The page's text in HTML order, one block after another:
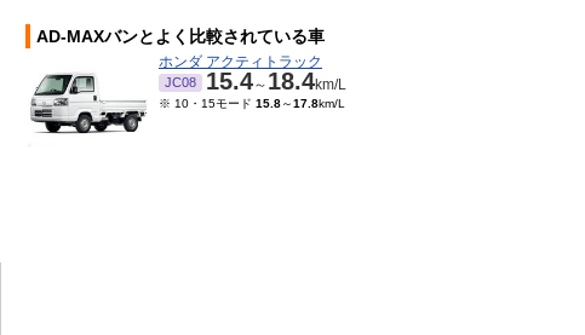
AD-MAXバンとよく比較されている車
ホンダ アクティトラック
JC08 15.4～ 18.4km/L
※ 10・15モード 15.8～17.8km/L